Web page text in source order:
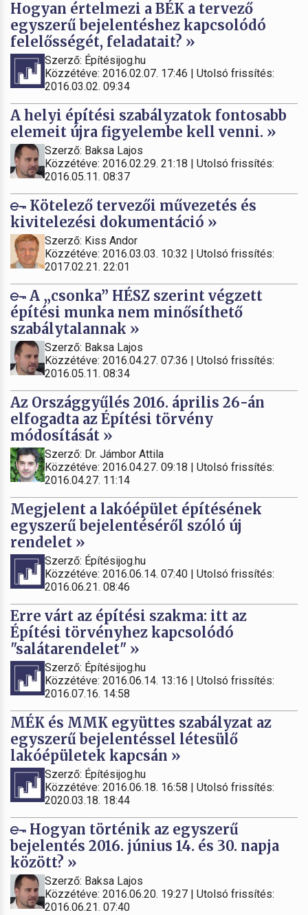
Hogyan értelmezi a BÉK a tervező
egyszerű bejelentéshez kapcsolódó
felelősségét, feladatait? »
Szerző: Építésijog.hu
Közzétéve: 2016.02.07. 17:46 | Utolsó frissítés:
2016.03.02. 09:34
A helyi építési szabályzatok fontosabb
elemeit újra figyelembe kell venni. »
Szerző: Baksa Lajos
Közzétéve: 2016.02.29. 21:18 | Utolsó frissítés:
2016.05.11. 08:37
Kötelező tervezői művezetés és
kivitelezési dokumentáció »
Szerző: Kiss Andor
Közzétéve: 2016.03.03. 10:32 | Utolsó frissítés:
2017.02.21. 22:01
A „csonka” HÉSZ szerint végzett
építési munka nem minősíthető
szabálytalannak »
Szerző: Baksa Lajos
Közzétéve: 2016.04.27. 07:36 | Utolsó frissítés:
2016.05.11. 08:34
Az Országgyűlés 2016. április 26-án
elfogadta az Építési törvény
módosítását »
Szerző: Dr. Jámbor Attila
Közzétéve: 2016.04.27. 09:18 | Utolsó frissítés:
2016.04.27. 11:14
Megjelent a lakóépület építésének
egyszerű bejelentéséről szóló új
rendelet »
Szerző: Építésijog.hu
Közzétéve: 2016.06.14. 07:40 | Utolsó frissítés:
2016.06.21. 08:46
Erre várt az építési szakma: itt az
Építési törvényhez kapcsolódó
"salátarendelet" »
Szerző: Építésijog.hu
Közzétéve: 2016.06.14. 13:16 | Utolsó frissítés:
2016.07.16. 14:58
MÉK és MMK együttes szabályzat az
egyszerű bejelentéssel létesülő
lakóépületek kapcsán »
Szerző: Építésijog.hu
Közzétéve: 2016.06.18. 16:58 | Utolsó frissítés:
2020.03.18. 18:44
Hogyan történik az egyszerű
bejelentés 2016. június 14. és 30. napja
között? »
Szerző: Baksa Lajos
Közzétéve: 2016.06.20. 19:27 | Utolsó frissítés:
2016.06.21. 07:40